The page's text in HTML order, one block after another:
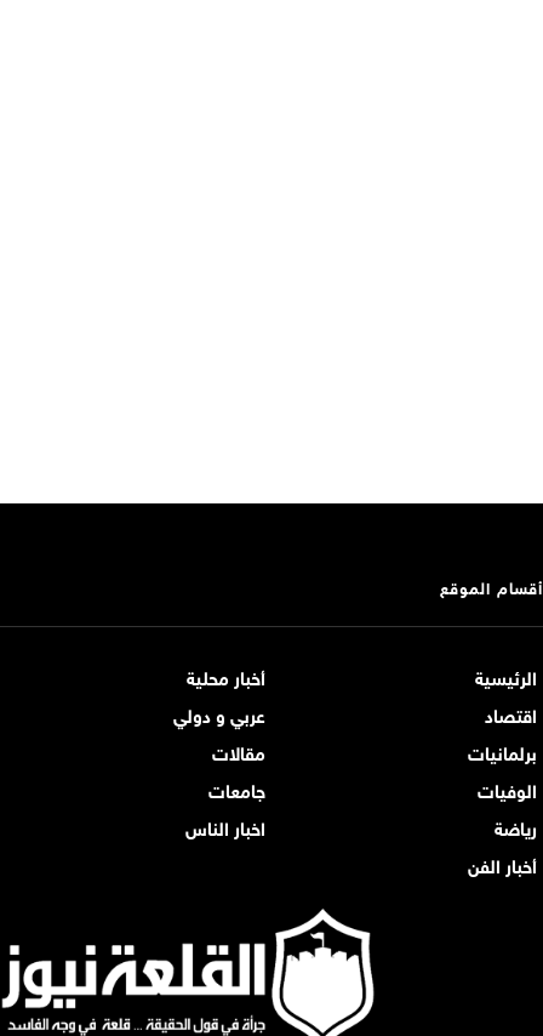
أقسام الموقع
الرئيسية
أخبار محلية
اقتصاد
عربي و دولي
برلمانيات
مقالات
الوفيات
جامعات
رياضة
اخبار الناس
أخبار الفن